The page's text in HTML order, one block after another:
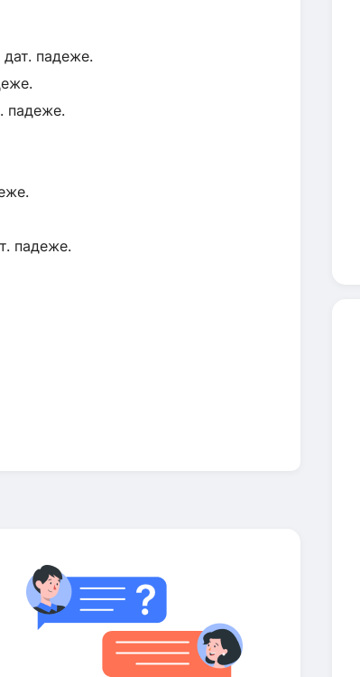
падеже.
падеже.
падеже.